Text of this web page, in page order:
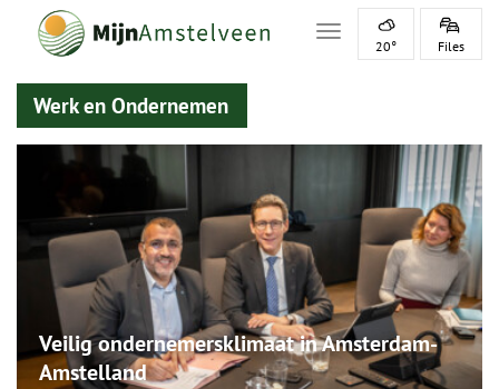
Toggle navigation
20° Files
Werk en Ondernemen
Veilig ondernemersklimaat in Amsterdam-
Amstelland